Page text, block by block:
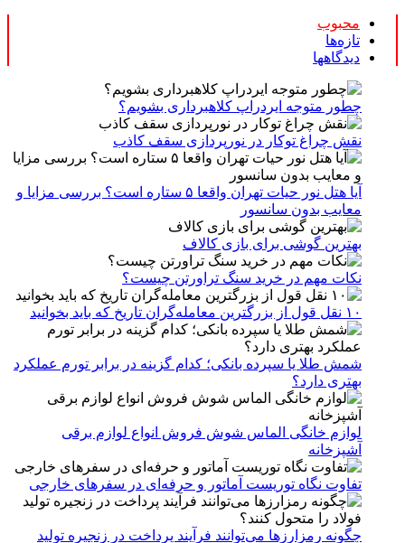
محبوب
تازه‌ها
دیدگاهها
چطور متوجه ایردراپ کلاهبرداری بشویم؟
نقش چراغ توکار در نورپردازی سقف کاذب
آیا هتل نور حیات تهران واقعا ۵ ستاره است؟ بررسی مزایا و
معایب بدون سانسور
بهترین گوشی برای بازی کالاف
نکات مهم در خرید سنگ تراورتن چیست؟
۱۰ نقل قول از بزرگترین معامله‌گران تاریخ که باید بخوانید
شمش طلا یا سپرده بانکی؛ کدام گزینه در برابر تورم عملکرد
بهتری دارد؟
لوازم خانگی الماس شوش فروش انواع لوازم برقی
آشپزخانه
تفاوت نگاه توریست آماتور و حرفه‌ای در سفرهای خارجی
چگونه رمزارزها می‌توانند فرآیند پرداخت در زنجیره تولید